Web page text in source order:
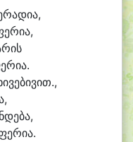
რადია,
რია,
რის
რია.
ვებივით.,
დება,
რია.